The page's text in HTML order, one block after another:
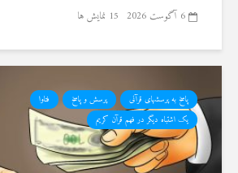
6 آگوست 2026 15 نمایش ها
پاسخ به پرسشهای قرآنی پرسش و پاسخ
فتاوا
یک اشتباه دیگر در فهم قرآن کریم